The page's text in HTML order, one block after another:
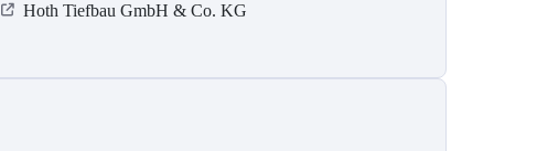
Hoth Tiefbau GmbH & Co. KG